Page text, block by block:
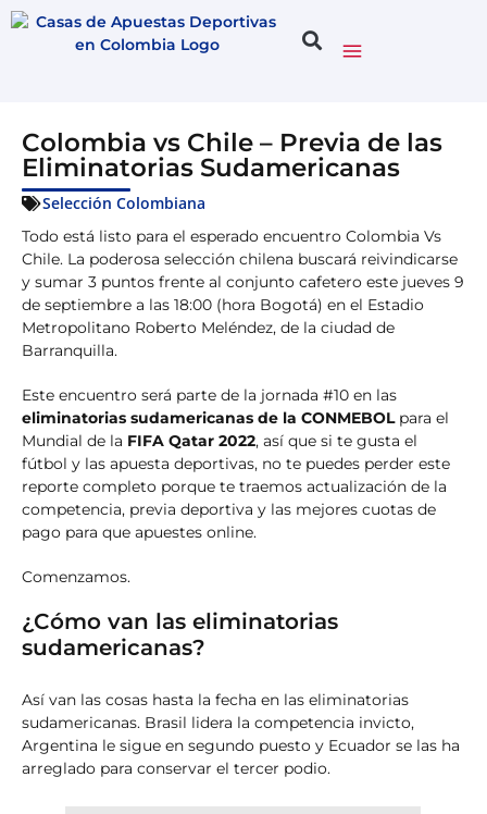
Colombia vs Chile – Previa de las
Eliminatorias Sudamericanas
Selección Colombiana
Todo está listo para el esperado encuentro Colombia Vs
Chile. La poderosa selección chilena buscará reivindicarse
y sumar 3 puntos frente al conjunto cafetero este jueves 9
de septiembre a las 18:00 (hora Bogotá) en el Estadio
Metropolitano Roberto Meléndez, de la ciudad de
Barranquilla.
Este encuentro será parte de la jornada #10 en las
eliminatorias sudamericanas de la CONMEBOLpara el
Mundial de la FIFA Qatar 2022, así que si te gusta el
fútbol y las apuesta deportivas, no te puedes perder este
reporte completo porque te traemos actualización de la
competencia, previa deportiva y las mejores cuotas de
pago para que apuestes online.
Comenzamos.
¿Cómo van las eliminatorias
sudamericanas?
Así van las cosas hasta la fecha en las eliminatorias
sudamericanas. Brasil lidera la competencia invicto,
Argentina le sigue en segundo puesto y Ecuador se las ha
arreglado para conservar el tercer podio.